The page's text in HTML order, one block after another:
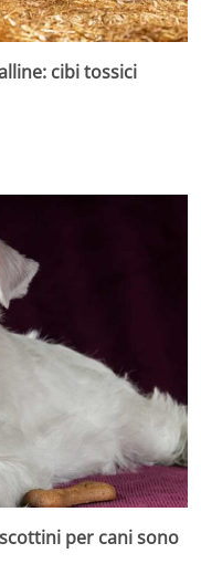
cibi tossici
per cani sono